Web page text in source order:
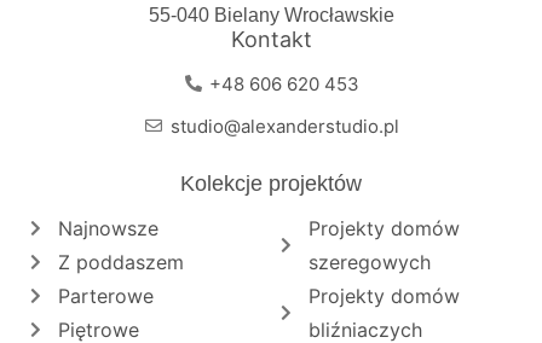
55-040 Bielany Wrocławskie
Kontakt
+48 606 620 453
studio@alexanderstudio.pl
Kolekcje projektów
Najnowsze
Z poddaszem
Parterowe
Piętrowe
Projekty domów
szeregowych
Projekty domów
bliźniaczych